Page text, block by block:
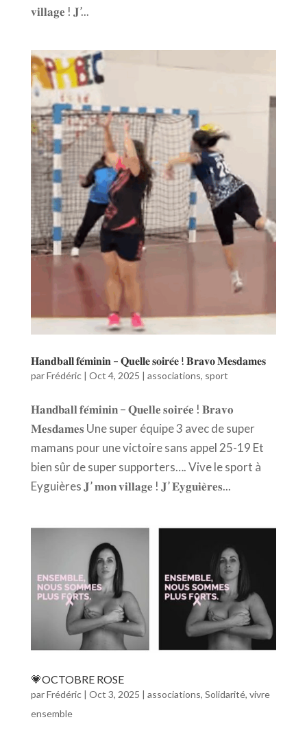
𝐯𝐢𝐥𝐥𝐚𝐠𝐞 ! 𝐉’...
𝐇𝐚𝐧𝐝𝐛𝐚𝐥𝐥 𝐟𝐞́𝐦𝐢𝐧𝐢𝐧 – 𝐐𝐮𝐞𝐥𝐥𝐞 𝐬𝐨𝐢𝐫𝐞́𝐞 ! 𝐁𝐫𝐚𝐯𝐨 𝐌𝐞𝐬𝐝𝐚𝐦𝐞𝐬
parFrédéric| Oct 4, 2025 | associations, sport
𝐇𝐚𝐧𝐝𝐛𝐚𝐥𝐥 𝐟𝐞́𝐦𝐢𝐧𝐢𝐧 – 𝐐𝐮𝐞𝐥𝐥𝐞 𝐬𝐨𝐢𝐫𝐞́𝐞 ! 𝐁𝐫𝐚𝐯𝐨
𝐌𝐞𝐬𝐝𝐚𝐦𝐞𝐬 Une super équipe 3 avec de super
mamans pour une victoire sans appel 25-19 Et
bien sûr de super supporters…. Vive le sport à
Eyguières 𝐉’ 𝐦𝐨𝐧 𝐯𝐢𝐥𝐥𝐚𝐠𝐞 ! 𝐉’ 𝐄𝐲𝐠𝐮𝐢𝐞̀𝐫𝐞𝐬...
💗OCTOBRE ROSE
parFrédéric| Oct 3, 2025 | associations, Solidarité, vivre
ensemble